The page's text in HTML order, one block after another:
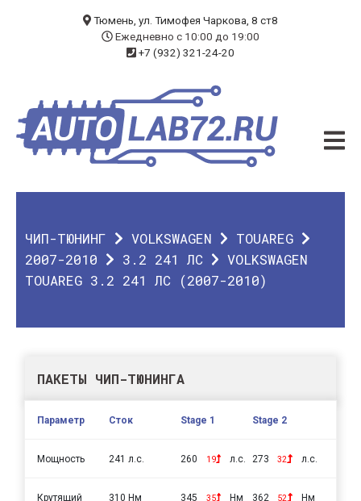
ЧИП-ТЮНИНГ
ДИАГНОСТИКА
О КОМПАНИИ
Тюмень, ул. Тимофея Чаркова, 8 ст8
Ежедневно с 10:00 до 19:00
+7 (932) 321-24-20
ЧИП-ТЮНИНГ VOLKSWAGEN
TOUAREG
2007-2010
3.2 241 ЛС
VOLKSWAGEN
TOUAREG 3.2 241 ЛС (2007-2010)
ПАКЕТЫ ЧИП-ТЮНИНГА
Параметр Сток Stage 1 Stage 2
Мощность 241 л.с. 260 19 л.с. 273 32 л.с.
Крутящий
310 Нм 345 35 Нм 362 52 Нм